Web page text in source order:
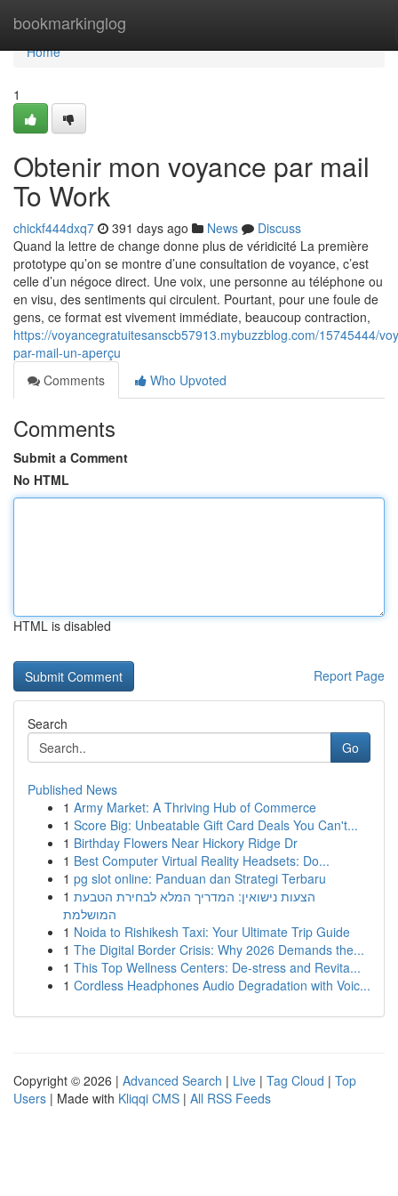
bookmarkinglog
Home
Home
1
Obtenir mon voyance par mail
To Work
chickf444dxq7 391 days ago News
Discuss
Quand la lettre de change donne plus de véridicité La première
prototype qu’on se montre d’une consultation de voyance, c’est
celle d’un négoce direct. Une voix, une personne au téléphone ou
en visu, des sentiments qui circulent. Pourtant, pour une foule de
gens, ce format est vivement immédiate, beaucoup contraction,
https://voyancegratuitesanscb57913.mybuzzblog.com/15745444/
par-mail-un-aperçu
Comments
Who Upvoted
Comments
Submit a Comment
No HTML
HTML is disabled
Report Page
Search
Go
Published News
1 Army Market: A Thriving Hub of Commerce
1 Score Big: Unbeatable Gift Card Deals You Can't...
1 Birthday Flowers Near Hickory Ridge Dr
1 Best Computer Virtual Reality Headsets: Do...
1 pg slot online: Panduan dan Strategi Terbaru
1 הצעות נישואין: המדריך המלא לבחירת הטבעת
המושלמת
1 Noida to Rishikesh Taxi: Your Ultimate Trip Guide
1 The Digital Border Crisis: Why 2026 Demands the...
1 This Top Wellness Centers: De-stress and Revita...
1 Cordless Headphones Audio Degradation with Voic...
Copyright © 2026 | Advanced Search | Live | Tag Cloud | Top
Users | Made with Kliqqi CMS | All RSS Feeds